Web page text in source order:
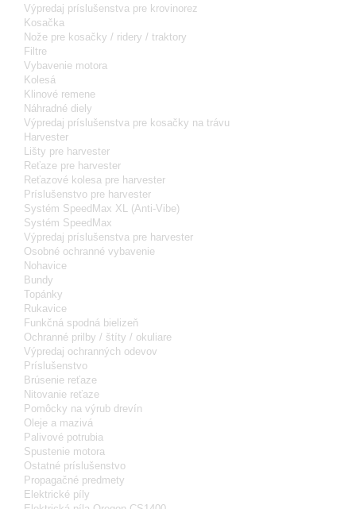
Výpredaj príslušenstva pre krovinorez
Kosačka
Nože pre kosačky / ridery / traktory
Filtre
Vybavenie motora
Kolesá
Klinové remene
Náhradné diely
Výpredaj príslušenstva pre kosačky na trávu
Harvester
Lišty pre harvester
Reťaze pre harvester
Reťazové kolesa pre harvester
Príslušenstvo pre harvester
Systém SpeedMax XL (Anti-Vibe)
Systém SpeedMax
Výpredaj príslušenstva pre harvester
Osobné ochranné vybavenie
Nohavice
Bundy
Topánky
Rukavice
Funkčná spodná bielizeň
Ochranné prilby / štíty / okuliare
Výpredaj ochranných odevov
Príslušenstvo
Brúsenie reťaze
Nitovanie reťaze
Pomôcky na výrub drevín
Oleje a mazivá
Palivové potrubia
Spustenie motora
Ostatné príslušenstvo
Propagačné predmety
Elektrické píly